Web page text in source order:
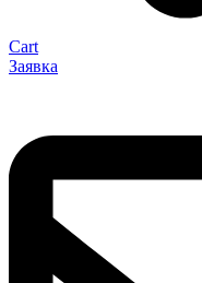
Cart
Заявка